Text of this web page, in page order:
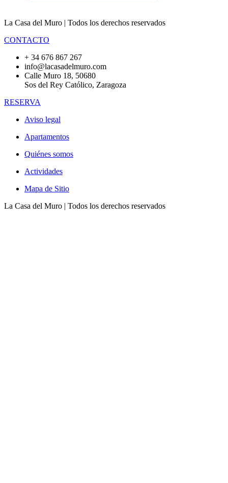
La Casa del Muro | Todos los derechos reservados
CONTACTO
+ 34 676 867 267
info@lacasadelmuro.com
Calle Muro 18, 50680
Sos del Rey Católico, Zaragoza
RESERVA
Aviso legal
Apartamentos
Quiénes somos
Actividades
Mapa de Sitio
La Casa del Muro | Todos los derechos reservados